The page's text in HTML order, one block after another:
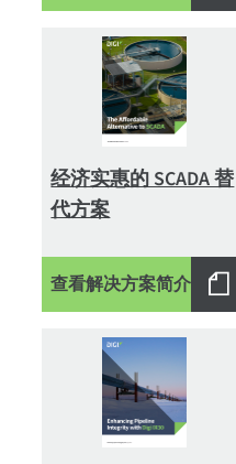
经济实惠的 SCADA 替
代方案
查看解决方案简介